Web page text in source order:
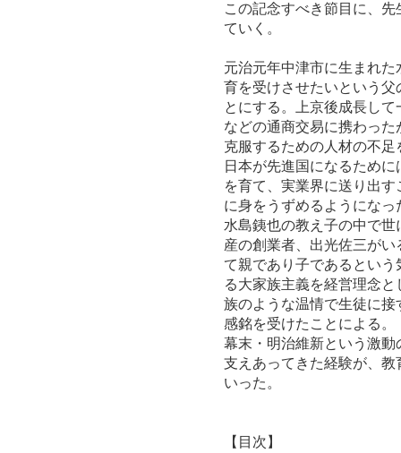
この記念すべき節目に、
ていく。
元治元年中津市に生まれ
育を受けさせたいという
とにする。上京後成長し
などの通商交易に携わっ
克服するための人材の不
日本が先進国になるため
を育て、実業界に送り出
に身をうずめるようになっ
水島銕也の教え子の中で
産の創業者、出光佐三が
て親であり子であるとい
る大家族主義を経営理念
族のような温情で生徒に
感銘を受けたことによる。
幕末・明治維新という激
支えあってきた経験が、
いった。
【目次】